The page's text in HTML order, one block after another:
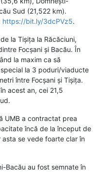
Sud (21,522 km).
https://bit.ly/3dcPVz5.
la Tișița la Răcăciuni,
Focșani și Bacău. În
la maxim ca să
la 3 poduri/viaducte
între Focșani și Tișița.
acest an, cei 21,5
UMB a contractat prea
încă de la început de
se vede foarte clar în
Bacău au fost semnate în